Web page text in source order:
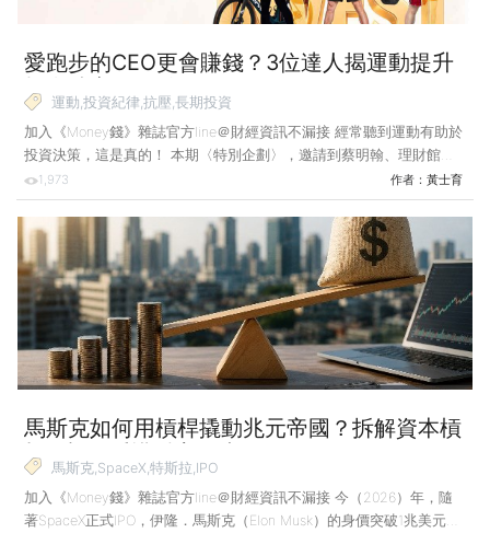
愛跑步的CEO更會賺錢？3位達人揭運動提升
投資勝率的關鍵！
運動,投資紀律,抗壓,長期投資
加入《Money錢》雜誌官方line＠財經資訊不漏接 經常聽到運動有助於
投資決策，這是真的！ 本期〈特別企劃〉，邀請到蔡明翰、理財館長
與肌肉書僮3位理財達人，由他們親自實證運動對投資決策的幫助，以
及從運動中領悟到的投資心法。 他們從日常鍛鍊中累積抗壓性，將其
轉化成控管資金、堅守長線配置和果斷執行交易的策略與紀律，養足抵
抗市場雜訊、波動的底氣與能力。 評估一位CEO的決策能力，除了看
財報、策略與領導表現，還能看什麼？德國學者Limbach與
Sonnenburg提供了一個出人意料的觀察角度：跑鞋。 他們追蹤標普
1500家企業後發現，曾完成馬拉松的CE
1,973 作者： 黃士育
馬斯克如何用槓桿撬動兆元帝國？拆解資本槓
桿5步驟 看懂財富放大術
馬斯克,SpaceX,特斯拉,IPO
加入《Money錢》雜誌官方line＠財經資訊不漏接 今（2026）年，隨
著SpaceX正式IPO，伊隆．馬斯克（Elon Musk）的身價突破1兆美元大